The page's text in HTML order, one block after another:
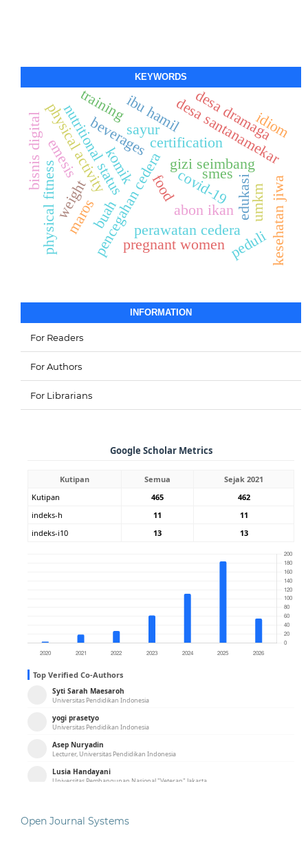
KEYWORDS
covid-19
gizi seimbang
edukasi
desa santanamekar
pencegahan cederaperawatan cedera
certification
food
beverages
smes
nutritional status
physical activity
weight
physical fitness komik
sayur
buah
desa dramaga
ibu hamil idiom
training
bisnis digital
umkm
pedulikesehatan jiwa
abon ikan
emesis
pregnant women
maros
INFORMATION
For Readers
For Authors
For Librarians
Open Journal Systems